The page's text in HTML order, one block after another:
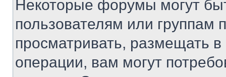
Некоторые форумы могут
пользователям или группам
просматривать, размещать
операции, вам могут